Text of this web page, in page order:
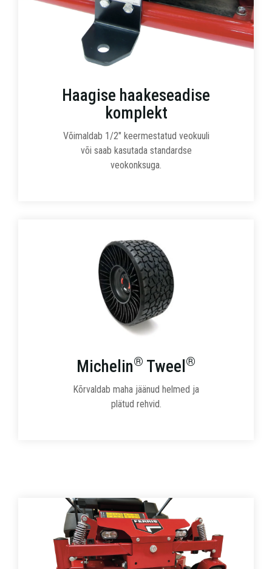
Haagise haakeseadise
komplekt
Võimaldab 1/2" keermestatud veokuuli
või saab kasutada standardse
veokonksuga.
Michelin® Tweel ®
Kõrvaldab maha jäänud helmed ja
plätud rehvid.